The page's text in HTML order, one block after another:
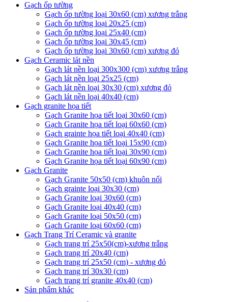
Gạch ốp tường
Gạch ốp tường loại 30x60 (cm) xương trắng
Gạch ốp tường loại 20x25 (cm)
Gạch ốp tường loại 25x40 (cm)
Gạch ốp tường loại 30x45 (cm)
Gạch ốp tường loại 30x60 (cm) xương đỏ
Gạch Ceramic lát nền
Gạch lát nền loại 300x300 (cm) xương trắng
Gạch lát nền loại 25x25 (cm)
Gạch lát nền loại 30x30 (cm) xương đỏ
Gạch lát nền loại 40x40 (cm)
Gạch granite họa tiết
Gạch Granite họa tiết loại 30x60 (cm)
Gạch Granite họa tiết loại 60x60 (cm)
Gạch grainte họa tiết loại 40x40 (cm)
Gạch Granite họa tiết loại 15x90 (cm)
Gạch Granite họa tiết loại 30x90 (cm)
Gạch Granite họa tiết loại 60x90 (cm)
Gạch Granite
Gạch Granite 50x50 (cm) khuôn nổi
Gạch grainte loại 30x30 (cm)
Gạch Granite loại 30x60 (cm)
Gạch Granite loại 40x40 (cm)
Gạch Granite loại 50x50 (cm)
Gạch Granite loại 60x60 (cm)
Gạch Trang Trí Ceramic và granite
Gạch trang trí 25x50(cm)-xương trắng
Gạch trang trí 20x40 (cm)
Gạch trang trí 25x50 (cm) - xương đỏ
Gạch trang trí 30x30 (cm)
Gạch trang trí granite 40x40 (cm)
Sản phẩm khác